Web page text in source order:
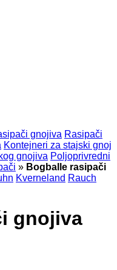
gnojiva Rasipači
Kontejneri za stajski gnoj
gnojiva Poljoprivredni
» Bogballe rasipači
Kverneland Rauch
gnojiva